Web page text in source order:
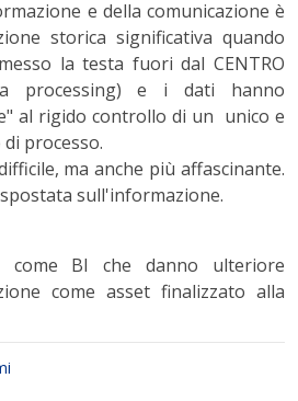
e della comunicazione è
storica significativa quando
la testa fuori dal CENTRO
processing) e i dati hanno
al rigido controllo di un unico e
processo.
ma anche più affascinante.
sull'informazione.
come BI che danno ulteriore
come asset finalizzato alla